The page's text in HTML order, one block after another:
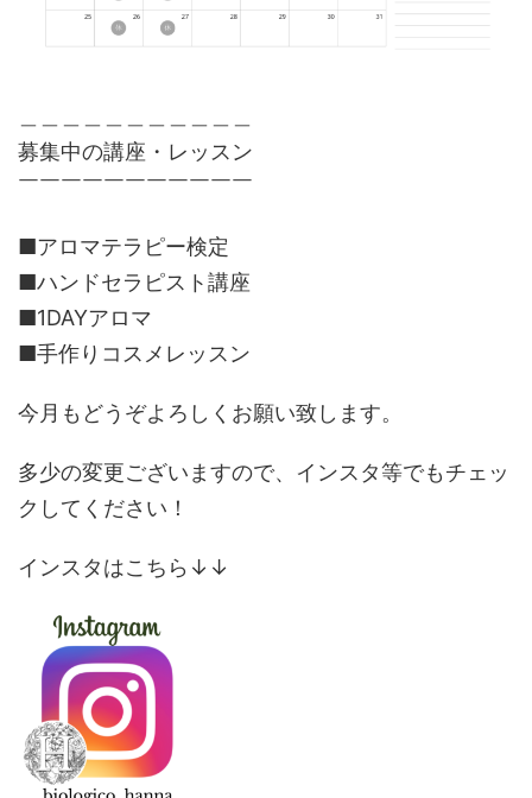
募集中の講座・レッスン
￣￣￣￣￣￣￣￣￣￣￣
■アロマテラピー検定
■ハンドセラピスト講座
■1DAYアロマ
■手作りコスメレッスン
今月もどうぞよろしくお願い致します。
多少の変更ございますので、インスタ等でもチェッ
クしてください！
インスタはこちら↓↓